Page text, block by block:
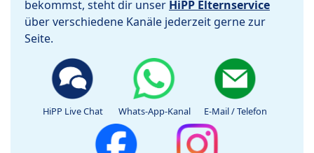
bekommst, steht dir unser HiPP Elternservice
über verschiedene Kanäle jederzeit gerne zur
Seite.
HiPP Live Chat Whats-App-Kanal E-Mail / Telefon